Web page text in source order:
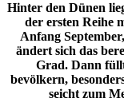
Hinter den Dünen
der ersten Reihe
Anfang
ändert sich das
Grad. Dann
bevölkern,
seicht zum